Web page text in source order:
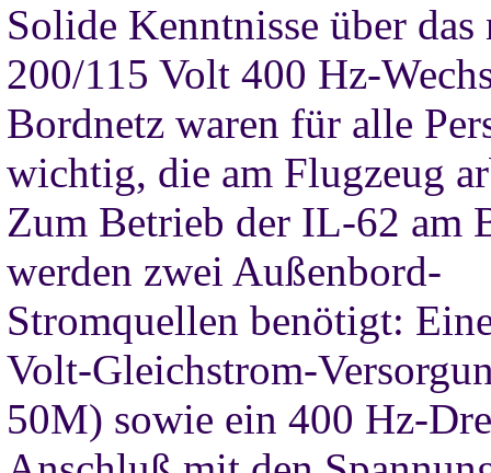
Solide Kenntnisse über das
200/115 Volt 400 Hz-
Bordnetz waren für alle
wichtig, die am Flugzeug
Zum Betrieb der IL-62 am
werden zwei Außenbord-
Stromquellen benötigt:
Volt-Gleichstrom-
50M) sowie ein 400 Hz-